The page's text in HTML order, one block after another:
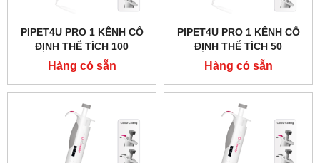
PIPET4U PRO 1 KÊNH CỐ
ĐỊNH THỂ TÍCH 100
MICROLIT HÃNG AHN -
ĐỨC
Hàng có sẵn
PIPET4U PRO 1 KÊNH CỐ
ĐỊNH THỂ TÍCH 50
MICROLIT HÃNG AHN -
ĐỨC
Hàng có sẵn